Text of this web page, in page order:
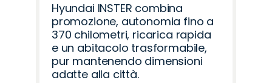
Hyundai INSTER combina
promozione, autonomia fino a
370 chilometri, ricarica rapida
e un abitacolo trasformabile,
pur mantenendo dimensioni
adatte alla città.